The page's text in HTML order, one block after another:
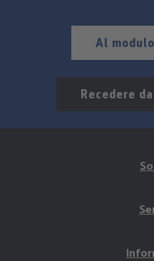
Al
Recedere